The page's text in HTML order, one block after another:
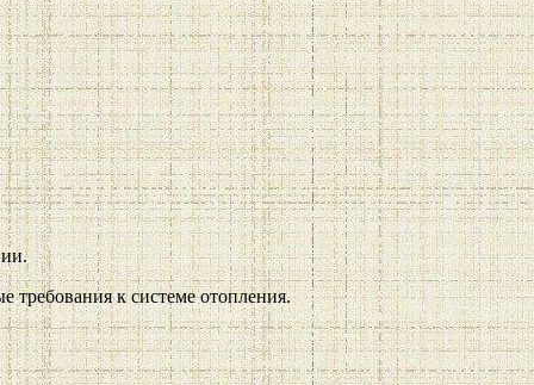
требования к системе отопления.